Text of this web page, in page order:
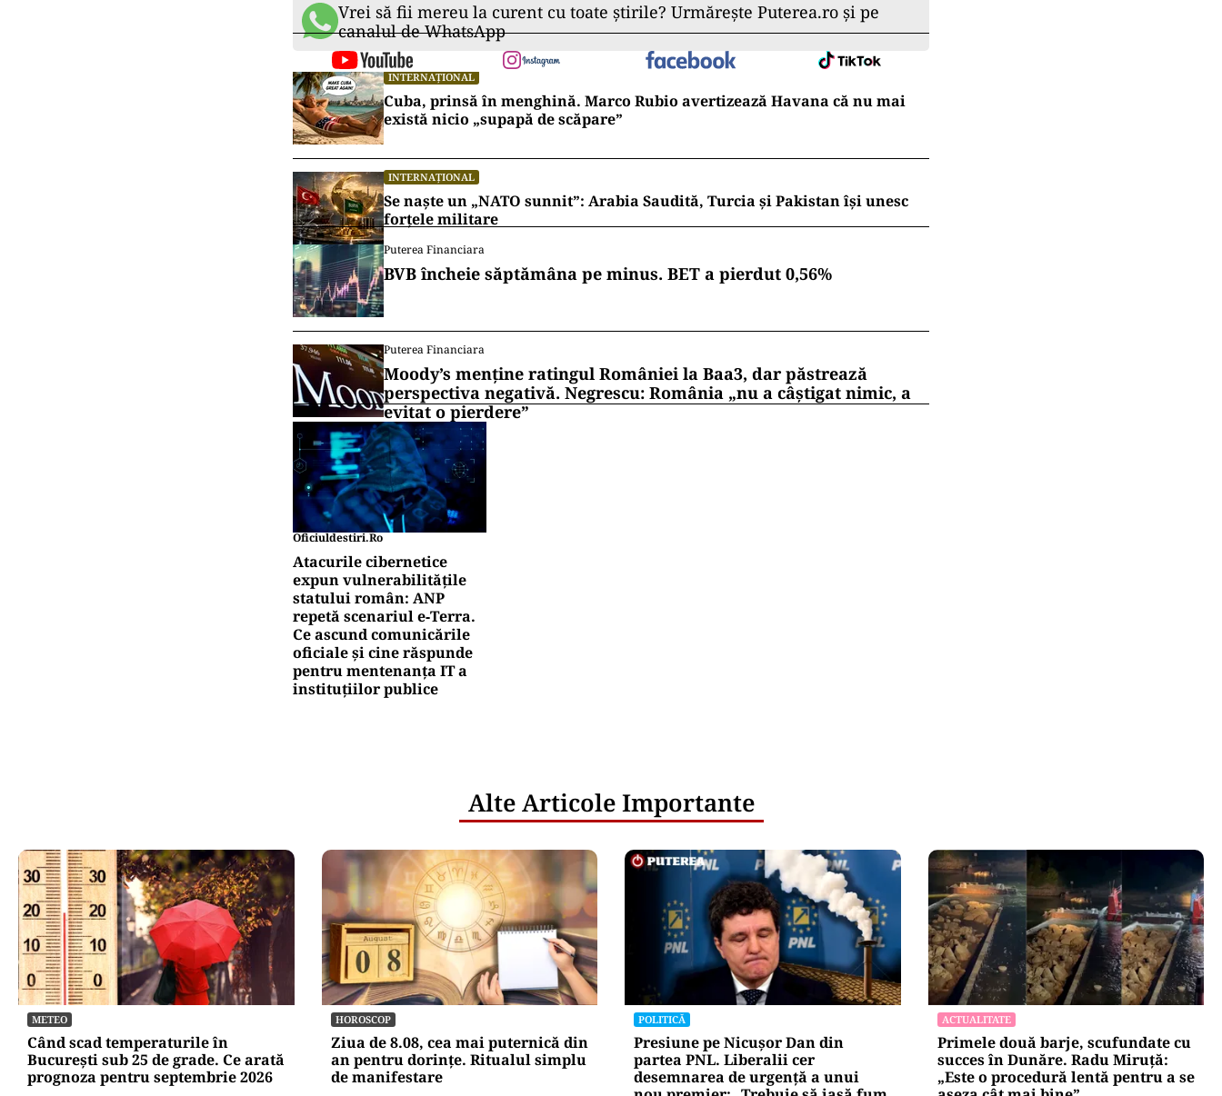
Vrei să fii mereu la curent cu toate știrile? Urmărește Puterea.ro și pe
canalul de WhatsApp
INTERNAȚIONAL
Cuba, prinsă în menghină. Marco Rubio avertizează Havana că nu mai
există nicio „supapă de scăpare”
INTERNAȚIONAL
Se naște un „NATO sunnit”: Arabia Saudită, Turcia și Pakistan își unesc
forțele militare
Puterea Financiara
BVB încheie săptămâna pe minus. BET a pierdut 0,56%
Puterea Financiara
Moody’s menține ratingul României la Baa3, dar păstrează
perspectiva negativă. Negrescu: România „nu a câștigat nimic, a
evitat o pierdere”
Oficiuldestiri.ro
Atacurile cibernetice
expun vulnerabilitățile
statului român: ANP
repetă scenariul e‑Terra.
Ce ascund comunicările
oficiale și cine răspunde
pentru mentenanța IT a
instituțiilor publice
Alte Articole Importante
METEO
Când scad temperaturile în
București sub 25 de grade. Ce arată
prognoza pentru septembrie 2026
HOROSCOP
Ziua de 8.08, cea mai puternică din
an pentru dorințe. Ritualul simplu
de manifestare
POLITICĂ
Presiune pe Nicușor Dan din
partea PNL. Liberalii cer
desemnarea de urgență a unui
ACTUALITATE
Primele două barje, scufundate cu
succes în Dunăre. Radu Miruță:
„Este o procedură lentă pentru a se